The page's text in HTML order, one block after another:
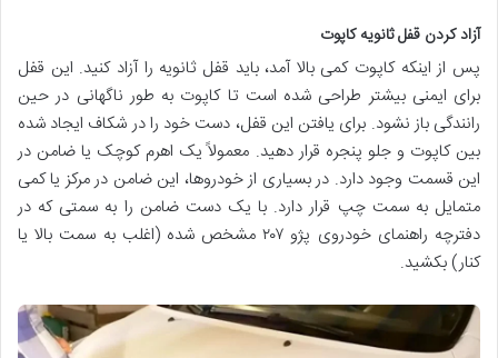
آزاد کردن قفل ثانویه کاپوت
پس از اینکه کاپوت کمی بالا آمد، باید قفل ثانویه را آزاد کنید. این قفل
برای ایمنی بیشتر طراحی شده است تا کاپوت به طور ناگهانی در حین
رانندگی باز نشود. برای یافتن این قفل، دست خود را در شکاف ایجاد شده
بین کاپوت و جلو پنجره قرار دهید. معمولاً یک اهرم کوچک یا ضامن در
این قسمت وجود دارد. در بسیاری از خودروها، این ضامن در مرکز یا کمی
متمایل به سمت چپ قرار دارد. با یک دست ضامن را به سمتی که در
دفترچه راهنمای خودروی پژو ۲۰۷ مشخص شده (اغلب به سمت بالا یا
کنار) بکشید.